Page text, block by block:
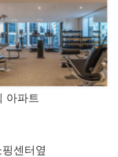
아파트
센터옆